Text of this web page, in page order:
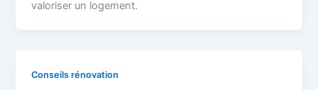
valoriser un logement.
Conseils rénovation